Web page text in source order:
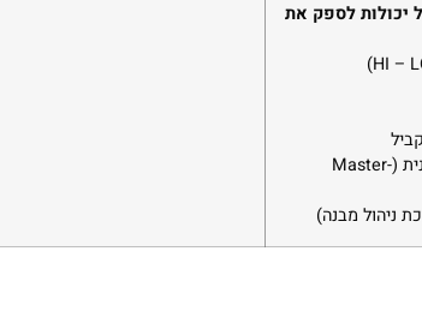
יכולות לספק את
HI –
)
(
Master-
ניהול מבנה)